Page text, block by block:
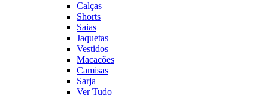
Calças
Shorts
Saias
Jaquetas
Vestidos
Macacões
Camisas
Sarja
Ver Tudo